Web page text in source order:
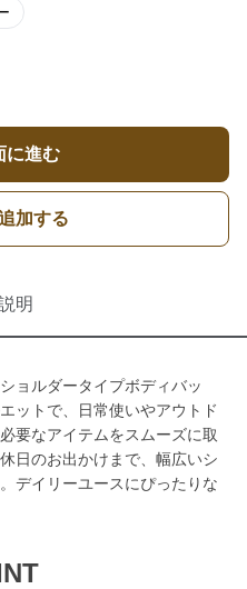
に進む
加する
明
ョルダータイプボディバッ
ットで、日常使いやアウトド
要なアイテムをスムーズに取
日のお出かけまで、幅広いシ
デイリーユースにぴったりな